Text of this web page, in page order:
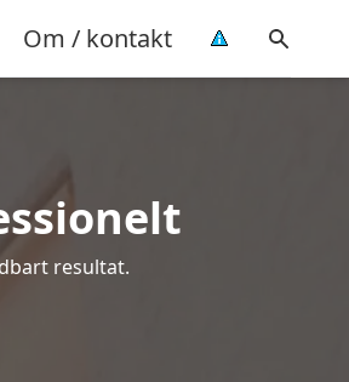
Om / kontakt
resultat.